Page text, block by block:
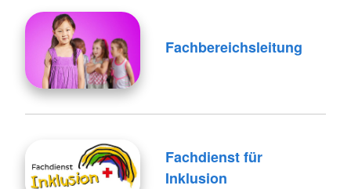
Fachbereichsleitung
Fachdienst für
Inklusion